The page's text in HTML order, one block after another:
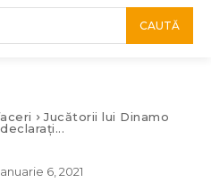
CAUTĂ
Jucătorii lui Dinamo
6, 2021